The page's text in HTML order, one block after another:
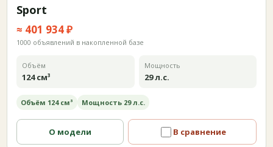
Sport
≈ 401 934 ₽
1000 объявлений в накопленной базе
Объём
124 см³
Мощность
29 л.с.
Объём 124 см³ Мощность 29 л.с.
О модели В сравнение